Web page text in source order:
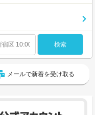
メールで新着を受け取る